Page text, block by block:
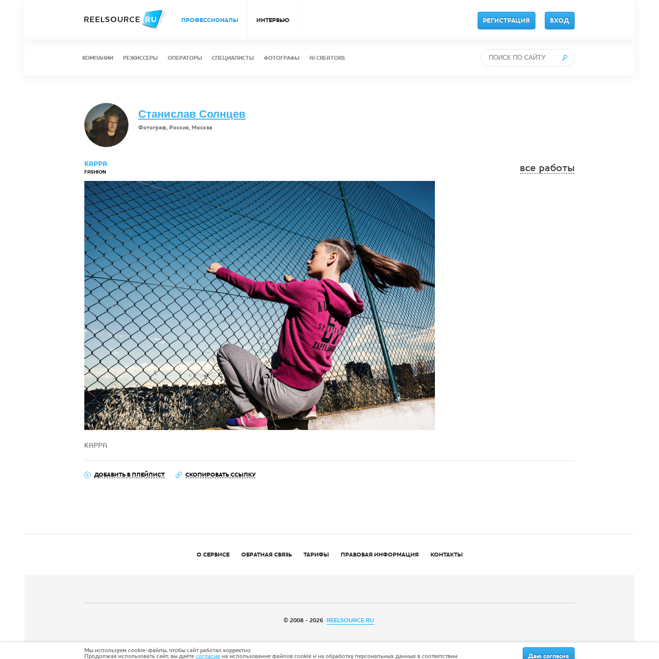
ПРОФЕССИОНАЛЫ ИНТЕРВЬЮ РЕГИСТРАЦИЯ ВХОД
КОМПАНИИ РЕЖИССЕРЫ ОПЕРАТОРЫ СПЕЦИАЛИСТЫ ФОТОГРАФЫ AI CREATORS
Станислав Солнцев
Фотограф, Россия, Москва
KAPPA все работы
FASHION
KAPPA
ДОБАВИТЬ В ПЛЕЙЛИСТ СКОПИРОВАТЬ ССЫЛКУ
О СЕРВИСЕ ОБРАТНАЯ СВЯЗЬ ТАРИФЫ ПРАВОВАЯ ИНФОРМАЦИЯ КОНТАКТЫ
© 2008 - 2026 REELSOURCE.RU
Даю согласие
Мы используем cookie-файлы, чтобы сайт работал корректно.
Продолжая использовать сайт, вы даётесогласиена использование файлов cookie и на обработку персональных данных в соответствии